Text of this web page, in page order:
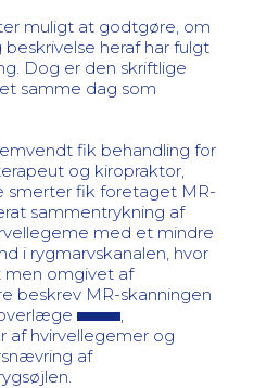
muligt at godtgøre, om
heraf har fulgt
Dog er den skriftlige
samme dag som
fik behandling for
og kiropraktor,
smerter fik foretaget MR-
sammentrykning af
med et mindre
i rygmarvskanalen, hvor
men omgivet af
beskrev MR-skanningen
af hvirvellegemer og
af